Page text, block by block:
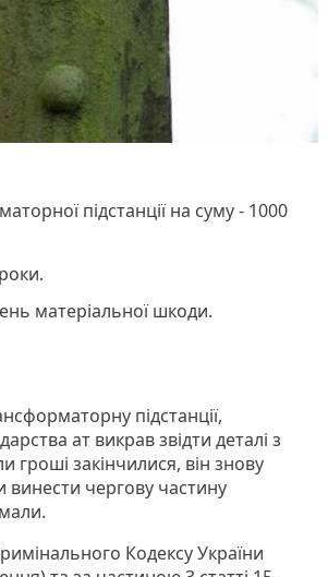
підстанції на суму - 1000
матеріальної шкоди.
підстанції,
ат викрав звідти деталі з
гроші закінчилися, він знову
винести чергову частину
Кодексу України